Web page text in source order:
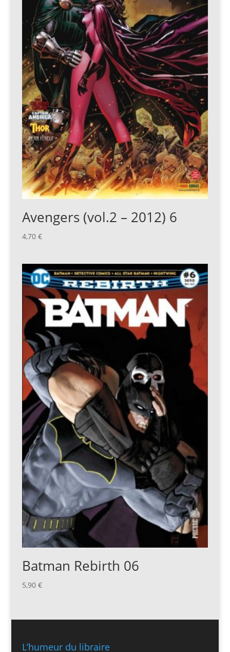
Avengers (vol.2 – 2012) 6
4,70 €
Batman Rebirth 06
5,90 €
L’humeur du libraire